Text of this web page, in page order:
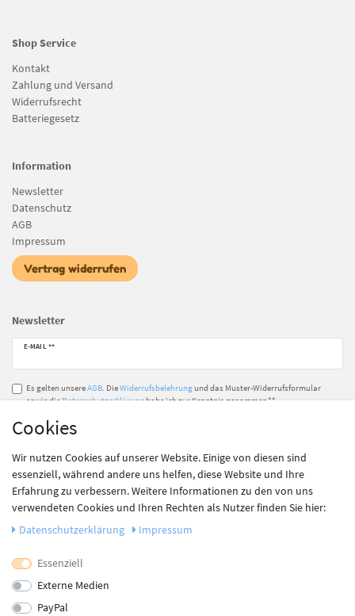
Shop Service
Kontakt
Zahlung und Versand
Widerrufsrecht
Batteriegesetz
Information
Newsletter
Datenschutz
AGB
Impressum
Vertrag widerrufen
Newsletter
E-MAIL **
Newsletter
Es gelten unsereAGB. DieWiderrufsbelehrungund das Muster-Widerrufsformular
sowie dieDatenschutzerklärunghabe ich zur Kenntnis genommen.**
** Hierbei handelt es sich um ein Pflichtfeld.
Unsere Zahlungsdienstleister
Cookies
Wir nutzen Cookies auf unserer Website. Einige von diesen sind
essenziell, während andere uns helfen, diese Website und Ihre
Erfahrung zu verbessern. Weitere Informationen zu den von uns
verwendeten Cookies und Ihren Rechten als Nutzer finden Sie hier:
Daten­schutz­erklärung
Impressum
Essenziell
Externe Medien
PayPal